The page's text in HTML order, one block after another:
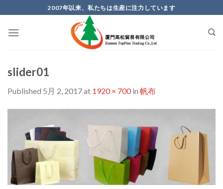
to
content
2007年以来、私たちは生産に注力しています
slider01
Published 5月 2, 2017at 1920 × 700in 帆布